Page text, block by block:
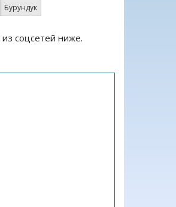
Бурундук
из соцсетей ниже.